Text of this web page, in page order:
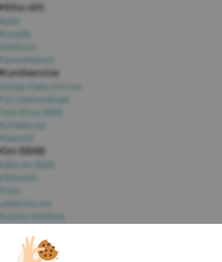
Hitta rätt
Bolån
Privatlån
Sparkonto
Fasträntekonto
Kundservice
Vanliga frågor och svar
Fyll i lånehandlingar
Tyck till om SBAB
Kontakta oss
Klagomål
Om SBAB
Fakta om SBAB
Hållbarhet
Press
Jobba hos oss
Investor Relations
Tillgänglighet
Våra tjänster